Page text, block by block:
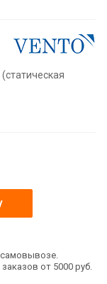
от 5000 руб.